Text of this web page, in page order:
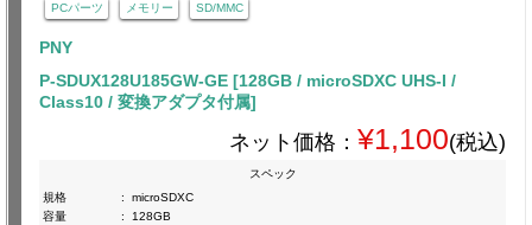
PCパーツ メモリー SD/MMC
PNY
P-SDUX128U185GW-GE [128GB / microSDXC UHS-I /
Class10 / 変換アダプタ付属]
ネット価格： ¥1,100(税込)
スペック
規格
:
microSDXC
容量
:
128GB